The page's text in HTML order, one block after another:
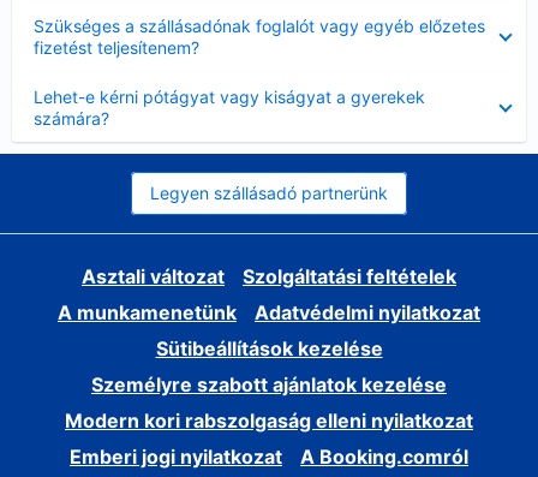
Szükséges a szállásadónak foglalót vagy egyéb előzetes
fizetést teljesítenem?
Lehet-e kérni pótágyat vagy kiságyat a gyerekek
számára?
Legyen szállásadó partnerünk
Asztali változat
Szolgáltatási feltételek
A munkamenetünk
Adatvédelmi nyilatkozat
Sütibeállítások kezelése
Személyre szabott ajánlatok kezelése
Modern kori rabszolgaság elleni nyilatkozat
Emberi jogi nyilatkozat
A Booking.comról